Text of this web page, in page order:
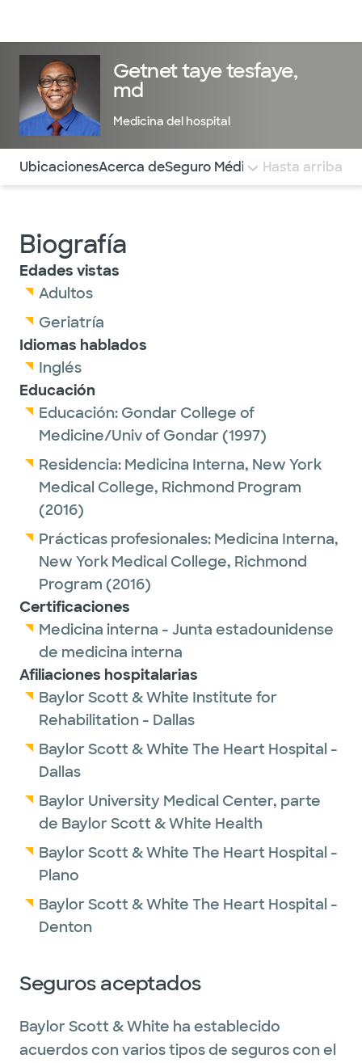
Getnet taye tesfaye,
md
Medicina del hospital
Utilice esta navegación para saltar rápidamente a
UbicacionesAcerca deSeguro Médico COMENTARIOS
Hasta arriba
Biografía
Edades vistas
Adultos
Geriatría
Idiomas hablados
Inglés
Educación
Educación: Gondar College of
Medicine/Univ of Gondar (1997)
Residencia: Medicina Interna, New York
Medical College, Richmond Program
(2016)
Prácticas profesionales: Medicina Interna,
New York Medical College, Richmond
Program (2016)
Certificaciones
Medicina interna - Junta estadounidense
de medicina interna
Afiliaciones hospitalarias
Baylor Scott & White Institute for
Rehabilitation - Dallas
Baylor Scott & White The Heart Hospital -
Dallas
Baylor University Medical Center, parte
de Baylor Scott & White Health
Baylor Scott & White The Heart Hospital -
Plano
Baylor Scott & White The Heart Hospital -
Denton
Seguros aceptados
Baylor Scott & White ha establecido
acuerdos con varios tipos de seguros con el